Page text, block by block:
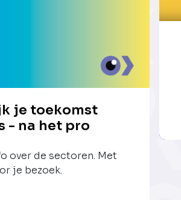
je toekomst
- na het pro
over de sectoren. Met
je bezoek.